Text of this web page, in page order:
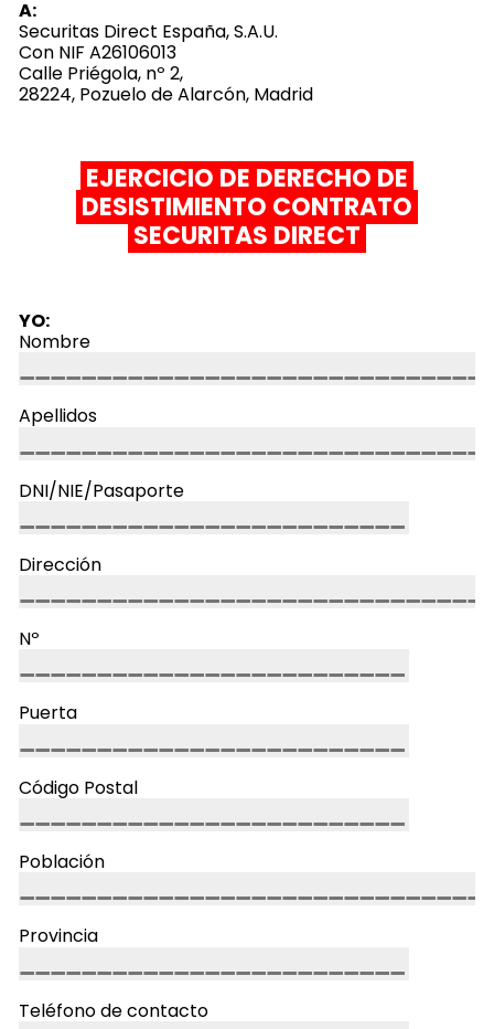
A:
Securitas Direct España, S.A.U.
Con NIF A26106013
Calle Priégola, nº 2,
28224, Pozuelo de Alarcón, Madrid
EJERCICIO DE DERECHO DE
DESISTIMIENTO CONTRATO
SECURITAS DIRECT
YO:
Nombre
Apellidos
DNI/NIE/Pasaporte
Dirección
Nº
Puerta
Código Postal
Población
Provincia
Teléfono de contacto